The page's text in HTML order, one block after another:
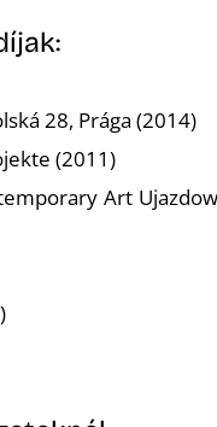
28, Prága (2014)
(2011)
Art